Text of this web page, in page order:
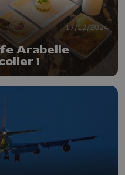
17/12/2024
Arabelle
!